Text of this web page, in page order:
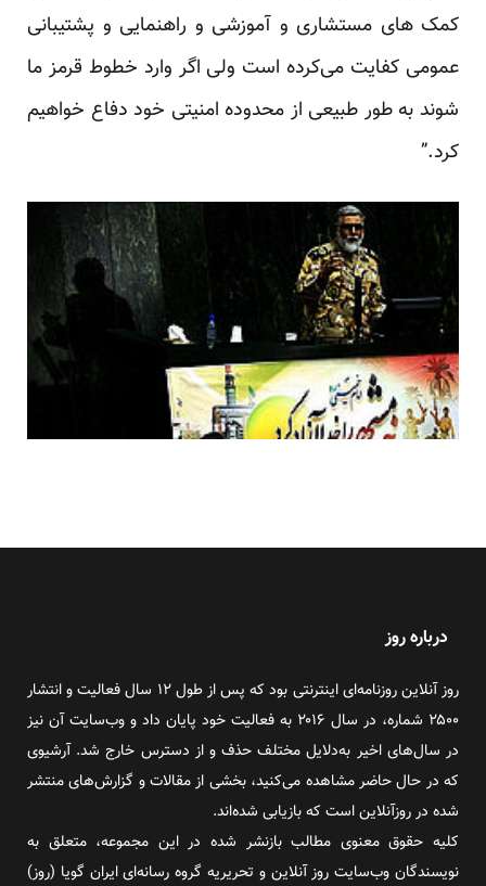
کمک های مستشاری و آموزشی و راهنمایی و پشتیبانی
عمومی کفایت می‌کرده است ولی اگر وارد خطوط قرمز ما
شوند به طور طبیعی از محدوده امنیتی خود دفاع خواهیم
کرد.”
درباره روز
روز آنلاین روزنامه‌ای اینترنتی بود که پس از طول ۱۲ سال فعالیت و انتشار
۲۵۰۰ شماره، در سال ۲۰۱۶ به فعالیت خود پایان داد و وب‌سایت آن نیز
در سال‌های اخیر به‌دلایل مختلف حذف و از دسترس خارج شد. آرشیوی
که در حال حاضر مشاهده می‌کنید، بخشی از مقالات و گزارش‌های منتشر
شده در روزآنلاین است که بازیابی شده‌اند.
کلیه حقوق معنوی مطالب بازنشر شده در این مجموعه، متعلق به
نویسندگان وب‌سایت روز آنلاین و تحریریه گروه رسانه‌ای ایران گویا (روز)